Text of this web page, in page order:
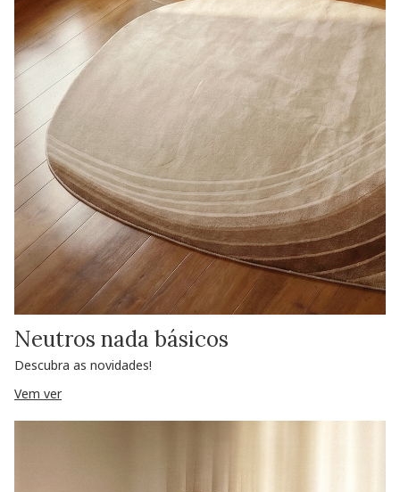
Neutros nada básicos
Descubra as novidades!
Vem ver